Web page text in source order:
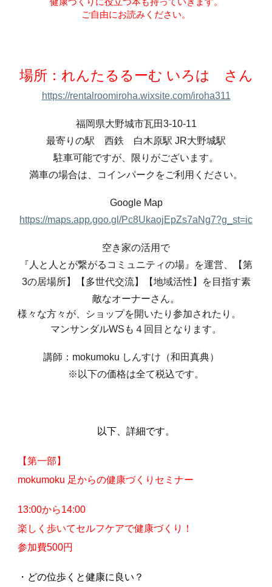
ご自由にお読みください。
場所：れんたるるーむ いろは さん
https://rentalroomiroha.wixsite.com/iroha311
福岡県大野城市瓦田3-10-11
最寄りの駅 西鉄 白木原駅 JR大野城駅
駐車可能ですが、限りがございます。
満車の場合は、コインパークをご利用ください。
Google Map
https://maps.app.goo.gl/Pc8UkaojEpZs7aNg7?g_st=ic
空き家の活用で
『人と人とが繋がるコミュニティの場』を運営、【第
3の居場所】【多世代交流】【地域活性】を目指す素
敵なオーナーさん。
様々な方々が、ショップを開いたり参加されたり。
マンサンダルWSも４回目となります。
講師：mokumoku しんすけ（和田真典）
※以下の価格は全て税込です。
以下、詳細です。
【第一部】
mokumoku 足からの健康づくりセミナー
13:00から14:00
楽しく歩いてセルフケアで健康づくり！
参加費500円
・どの位歩くと健康に良い？